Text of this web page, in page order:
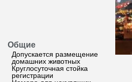
Общие
Допускается размещение
домашних животных
Круглосуточная стойка
регистрации